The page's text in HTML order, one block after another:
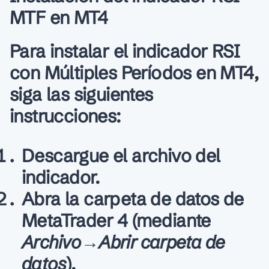
MTF en MT4
Para instalar el indicador RSI
con Múltiples Períodos en MT4,
siga las siguientes
instrucciones:
Descargue el archivo del
indicador.
Abra la carpeta de datos de
MetaTrader 4 (mediante
Archivo→Abrir carpeta de
datos).